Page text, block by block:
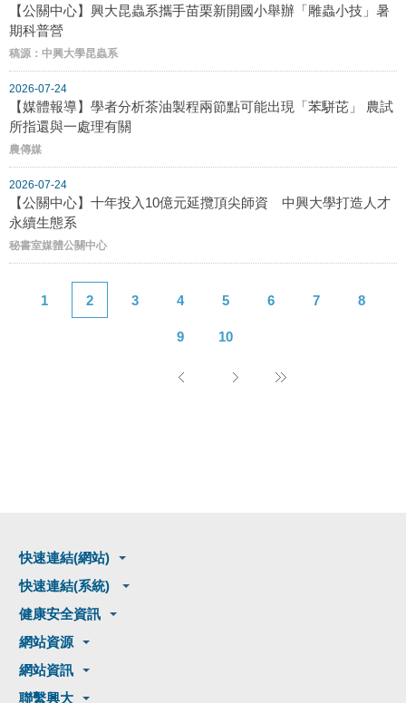
【公關中心】興大昆蟲系攜手苗栗新開國小舉辦「雕蟲小技」暑
期科普營
稿源：中興大學昆蟲系
2026-07-24
【媒體報導】學者分析茶油製程兩節點可能出現「苯駢芘」 農試
所指還與一處理有關
農傳媒
2026-07-24
【公關中心】十年投入10億元延攬頂尖師資 中興大學打造人才
永續生態系
秘書室媒體公關中心
1 2 3 4 5 6 7 8
9 10
快速連結(網站)
快速連結(系統)
健康安全資訊
網站資源
網站資訊
聯繫興大